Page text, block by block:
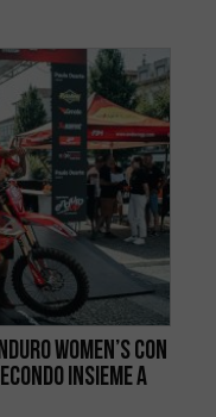
WOMEN’S CON
INSIEME A